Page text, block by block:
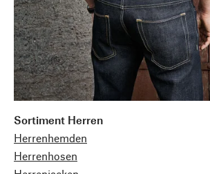
Sortiment Herren
Herrenhemden
Herrenhosen